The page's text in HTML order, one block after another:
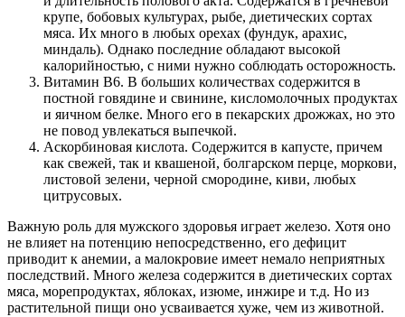
крупе, бобовых культурах, рыбе, диетических сортах
мяса. Их много в любых орехах (фундук, арахис,
миндаль). Однако последние обладают высокой
калорийностью, с ними нужно соблюдать осторожность.
Витамин В6. В больших количествах содержится в
постной говядине и свинине, кисломолочных продуктах
и яичном белке. Много его в пекарских дрожжах, но это
не повод увлекаться выпечкой.
Аскорбиновая кислота. Содержится в капусте, причем
как свежей, так и квашеной, болгарском перце, моркови,
листовой зелени, черной смородине, киви, любых
цитрусовых.
Важную роль для мужского здоровья играет железо. Хотя оно
не влияет на потенцию непосредственно, его дефицит
приводит к анемии, а малокровие имеет немало неприятных
последствий. Много железа содержится в диетических сортах
мяса, морепродуктах, яблоках, изюме, инжире и т.д. Но из
растительной пищи оно усваивается хуже, чем из животной.